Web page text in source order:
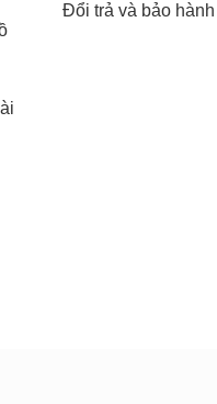
Đổi trả và bảo hành